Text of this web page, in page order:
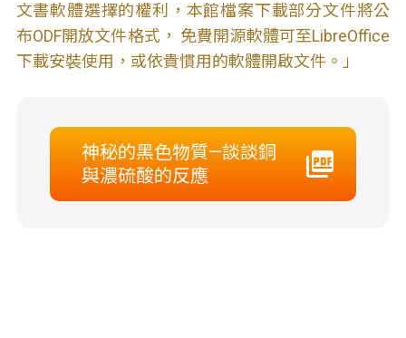
文書軟體選擇的權利，本館檔案下載部分文件將公
布ODF開放文件格式， 免費開源軟體可至LibreOffice
下載安裝使用，或依貴慣用的軟體開啟文件。」
神秘的黑色物質—談談銅
與濃硫酸的反應